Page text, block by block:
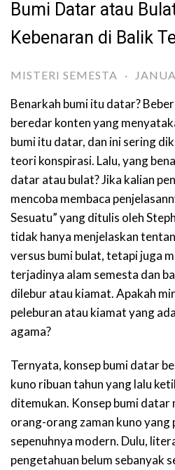
Bumi Datar atau
Kebenaran di Balik
MISTERI SEMESTA ·
Benarkah bumi itu datar?
beredar konten yang
bumi itu datar, dan ini sering
teori konspirasi. Lalu, yang
datar atau bulat? Jika kalian
mencoba membaca
Sesuatu” yang ditulis oleh
tidak hanya menjelaskan
versus bumi bulat, tetapi juga
terjadinya alam semesta dan
dilebur atau kiamat. Apakah
peleburan atau kiamat yang
agama?
Ternyata, konsep bumi datar
kuno ribuan tahun yang lalu
ditemukan. Konsep bumi datar
orang-orang zaman kuno yang
sepenuhnya modern. Dulu,
pengetahuan belum sebanyak